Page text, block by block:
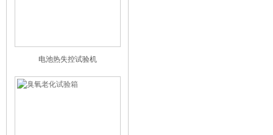
电池热失控试验机